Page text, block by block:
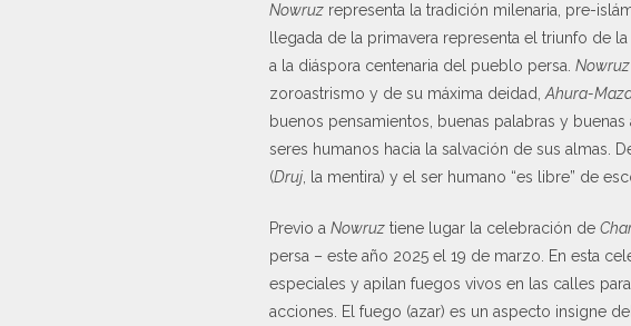
Nowruz representa la tradición milenaria, pre-
llegada de la primavera representa el triunfo de
a la diáspora centenaria del pueblo persa. Nowruz
zoroastrismo y de su máxima deidad,Ahura-
buenos pensamientos, buenas palabras y buenas
seres humanos hacia la salvación de sus almas.
(Druj, la mentira) y el ser humano “es libre” de
Previo a Nowruz tiene lugar la celebración de
persa – este año 2025 el 19 de marzo. En esta
especiales y apilan fuegos vivos en las calles
acciones. El fuego (azar) es un aspecto insigne